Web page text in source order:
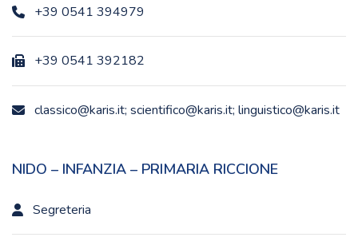
+39 0541 394979
+39 0541 392182
classico@karis.it; scientifico@karis.it; linguistico@karis.it
NIDO – INFANZIA – PRIMARIA RICCIONE
Segreteria